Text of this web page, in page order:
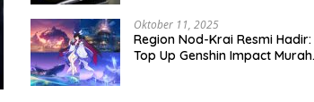
Oktober 11, 2025
Region Nod-Krai Resmi Hadir:
Top Up Genshin Impact Murah